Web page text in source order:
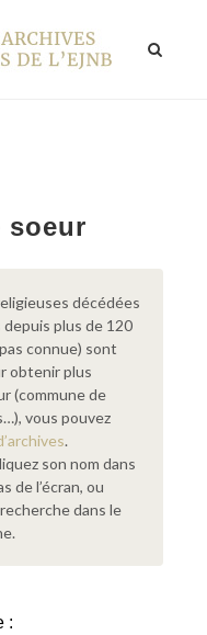
soeur
décédées
plus de 120
connue) sont
obtenir plus
(commune de
vous pouvez
.
son nom dans
de l’écran, ou
dans le
: